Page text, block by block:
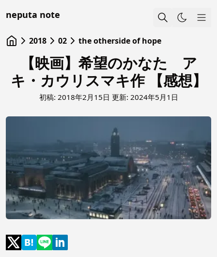
neputa note
2018
02 the otherside of hope
【映画】希望のかなた ア
キ・カウリスマキ作 【感想】
初稿: 2018年2月15日 更新: 2024年5月1日